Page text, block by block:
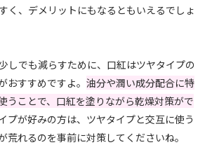
く、デメリットにもなるともいえるでしょ
しでも減らすために、口紅はツヤタイプの
おすすめですよ。油分や潤い成分配合に特
うことで、口紅を塗りながら乾燥対策がで
プが好みの方は、ツヤタイプと交互に使う
荒れるのを事前に対策してくださいね。